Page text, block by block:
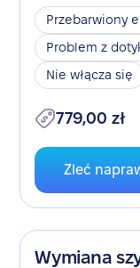
Przebarwiony
Problem z
Nie włącza się
779,00 zł
Zleć
Wymiana